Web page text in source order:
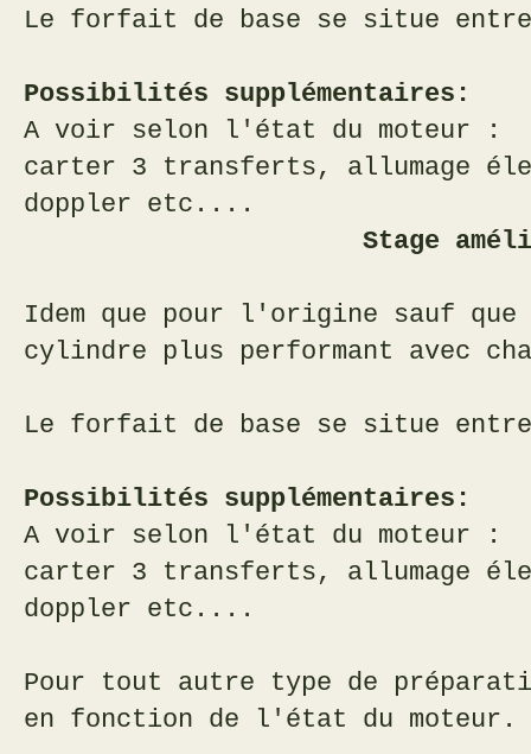
Le forfait de base se situe
Possibilités supplémentaires:
A voir selon l'état du moteur :
carter 3 transferts, allumage
doppler etc....
Stage amélioré
Idem que pour l'origine sauf que
cylindre plus performant avec
Le forfait de base se situe
Possibilités supplémentaires:
A voir selon l'état du moteur :
carter 3 transferts, allumage
doppler etc....
Pour tout autre type de
en fonction de l'état du moteur.